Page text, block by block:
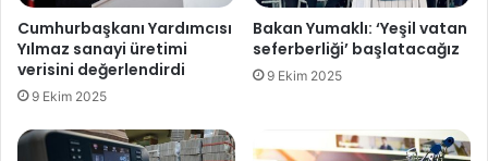
s
e
k
t
r
n
e
z
a
m
a
Cumhurbaşkanı Yardımcısı
Yılmaz sanayi üretimi
verisini değerlendirdi
9 Ekim 2025
Bakan Yumaklı: ‘Yeşil vatan
seferberliği’ başlatacağız
9 Ekim 2025